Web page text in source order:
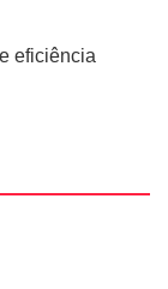
eficiência